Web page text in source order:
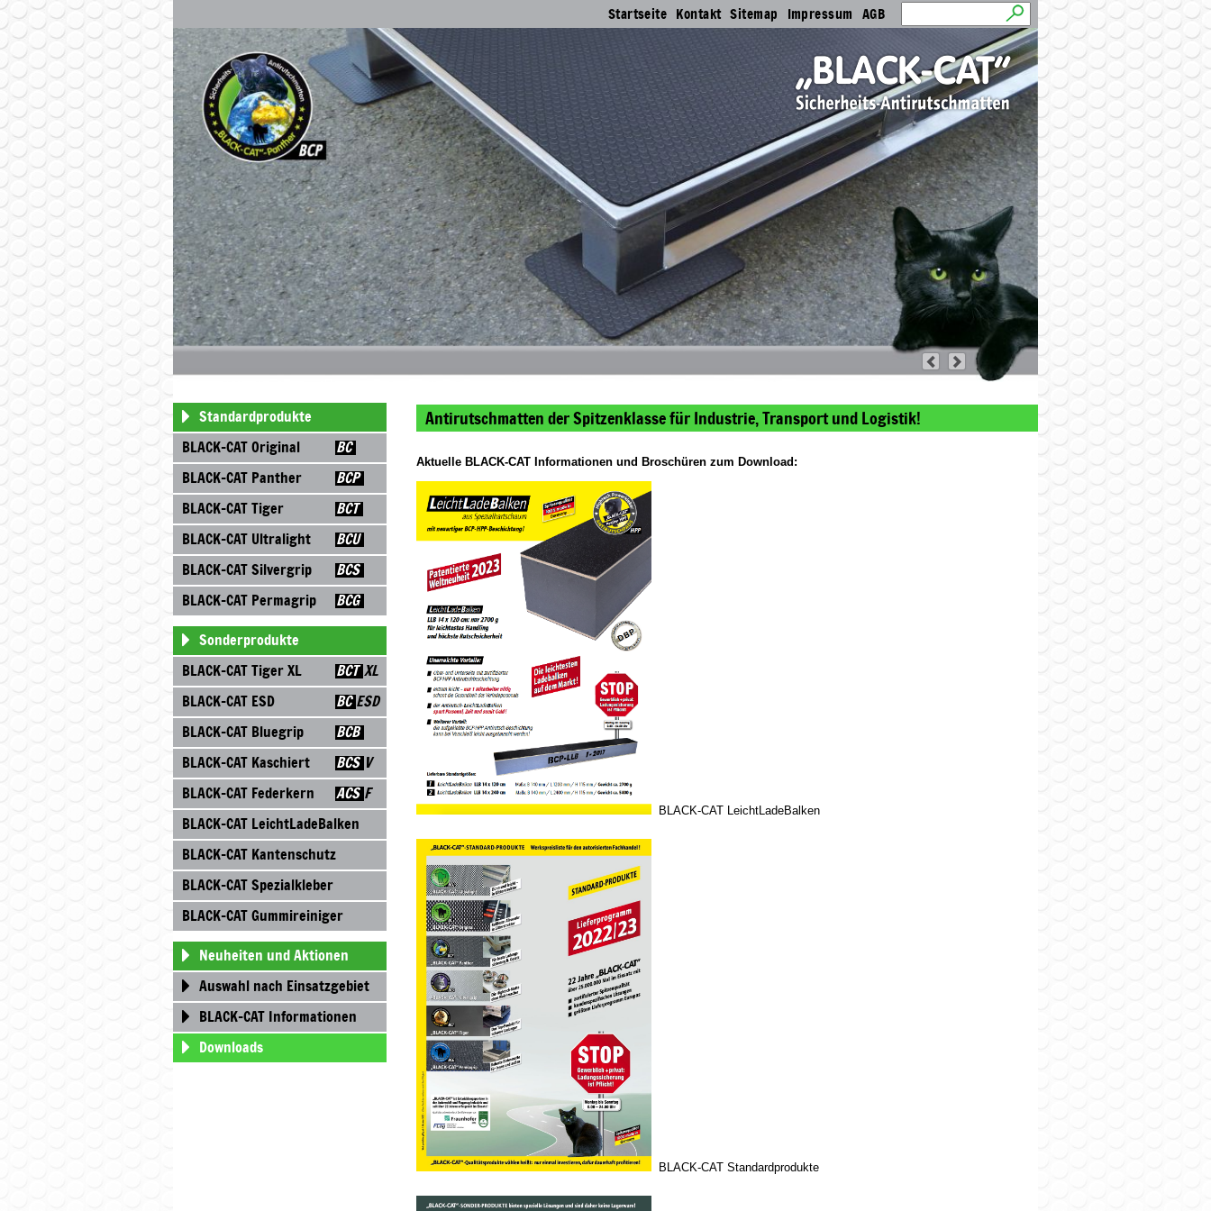
überspringen
AGB
Impressum
Sitemap
Kontakt
Startseite
Antirutschmatten der Spitzenklasse für Industrie, Transport und Logistik!
Aktuelle BLACK-CAT Informationen und Broschüren zum Download:
BLACK-CAT LeichtLadeBalken
BLACK-CAT Standardprodukte
Navigation
überspringen
Standardprodukte
BLACK-CAT Original
BLACK-CAT Panther
BLACK-CAT Tiger
BLACK-CAT Ultralight
BLACK-CAT Silvergrip
BLACK-CAT Permagrip
Sonderprodukte
BLACK-CAT Tiger XL
BLACK-CAT ESD
BLACK-CAT Bluegrip
BLACK-CAT Kaschiert
BLACK-CAT Federkern
BLACK-CAT LeichtLadeBalken
BLACK-CAT Kantenschutz
BLACK-CAT Spezialkleber
BLACK-CAT Gummireiniger
Neuheiten und Aktionen
Auswahl nach Einsatzgebiet
BLACK-CAT Informationen
Downloads